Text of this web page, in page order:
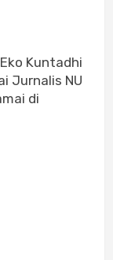
Kuntadhi
Jurnalis NU
di